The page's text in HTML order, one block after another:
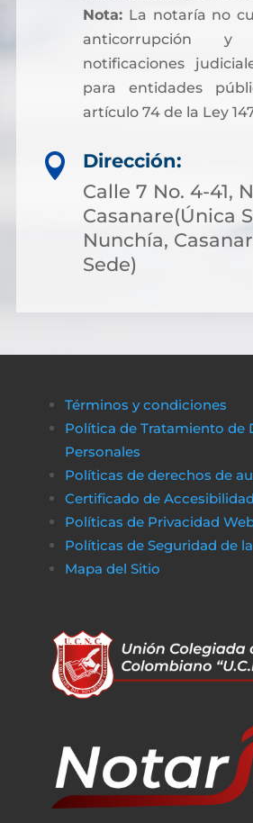
Nota:La notaría no
anticorrupción
notificaciones
para entidades
artículo 74 de la Ley

Dirección:
Calle 7 No. 4-41,
Casanare(Única
Nunchía,
Sede)
Términos y condiciones
Política de Tratamiento de
Personales
Políticas de derechos de
Certificado de Accesibilidad
Políticas de Privacidad
Políticas de Seguridad de
Mapa del Sitio